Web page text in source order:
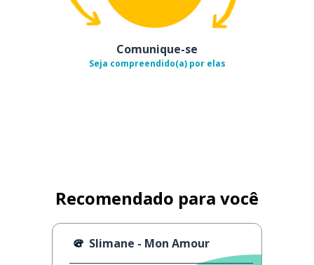
Comunique-se
Seja compreendido(a) por elas
Recomendado para você
Slimane - Mon Amour